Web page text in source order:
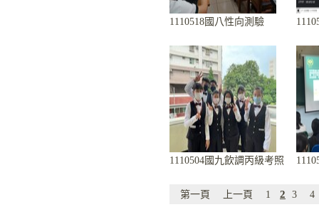
1110518國八性向測驗
1110504國九飲調丙級考照
第一頁 上一頁 1 2 3 4